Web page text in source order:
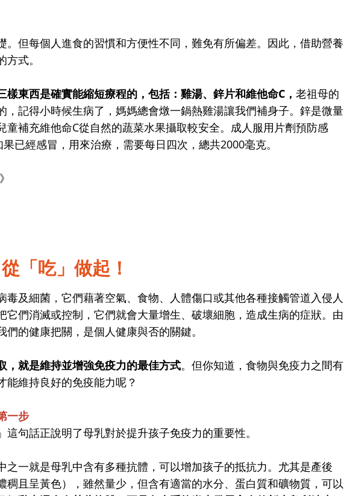
。但每個人進食的習慣和方便性不同，難免有所偏差。因此，借助營養
式。
樣東西是確實能縮短療程的，包括：雞湯、鋅片和維他命C， 老祖母的
，記得小時候生病了，媽媽總會燉一鍋熱雞湯讓我們補身子。鋅是微量
童補充維他命C從自然的蔬菜水果攝取較安全。成人服用片劑預防感
已經感冒，用來治療，需要每日四次，總共2000毫克。
「吃」做起！
毒及細菌，它們藉著空氣、食物、人體傷口或其他各種接觸管道入侵人
它們消滅或控制，它們就會大量增生、破壞細胞，造成生病的症狀。由
們的健康把關，是個人健康與否的關鍵。
，就是維持並增強免疫力的最佳方式。但你知道，食物與免疫力之間有
能維持良好的免疫能力呢？
一步
這句話正說明了母乳對於提升孩子免疫力的重要性。
之一就是母乳中含有多種抗體，可以增加孩子的抵抗力。尤其是產後
稠且呈黃色），雖然量少，但含有適當的水分、蛋白質和礦物質，可以